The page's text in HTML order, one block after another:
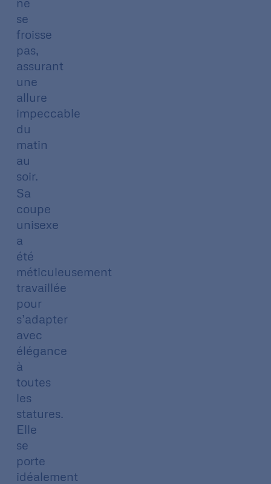
se
froisse
pas,
assurant
une
allure
impeccable
du
matin
au
soir.
Sa
coupe
unisexe
a
été
méticuleusement
travaillée
pour
s’adapter
avec
élégance
à
toutes
les
statures.
Elle
se
porte
idéalement